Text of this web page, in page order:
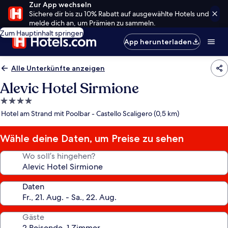
Zur App wechseln
Sichere dir bis zu 10% Rabatt auf ausgewählte Hotels und
melde dich an, um Prämien zu sammeln.
Zum Hauptinhalt springen
App herunterladen
Alle Unterkünfte anzeigen
Alevic Hotel Sirmione
4.0-
Sterne-
Hotel am Strand mit Poolbar - Castello Scaligero (0,5 km)
Wähle deine Daten, um Preise zu sehen
Wo soll’s hingehen?
Daten
Gäste